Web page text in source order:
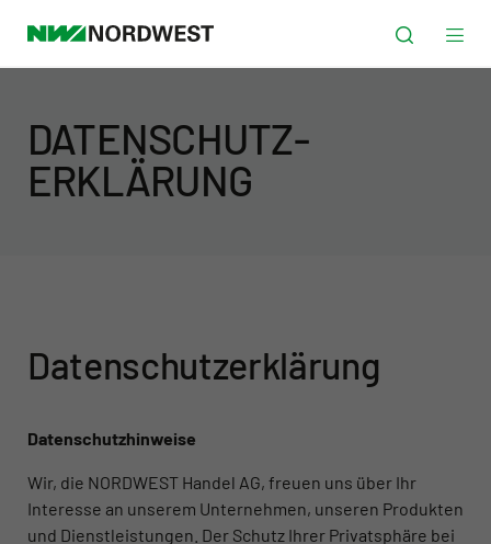
DATENSCHUTZ­
ERKLÄRUNG
Datenschutz­erklärung
Datenschutzhinweise
Wir, die NORDWEST Handel AG, freuen uns über Ihr
Interesse an unserem Unternehmen, unseren Produkten
und Dienstleistungen. Der Schutz Ihrer Privatsphäre bei